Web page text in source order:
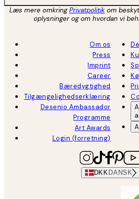
Læs mere omkringPrivatpolitik om
oplysninger og om hvordan vi
Om os
Press
Imprint
Career
Bæredygtighed
Tilgængelighedserklæring
Desenio Ambassador
Programme
Art Awards
Login (forretning)
DKK DANSK